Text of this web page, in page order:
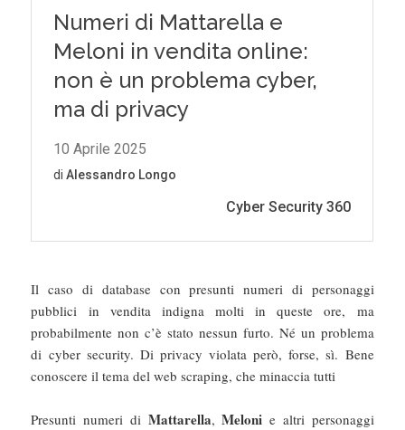
Il caso di database con presunti numeri di personaggi
pubblici in vendita indigna molti in queste ore, ma
probabilmente non c’è stato nessun furto. Né un problema
di cyber security. Di privacy violata però, forse, sì. Bene
conoscere il tema del web scraping, che minaccia tutti
Presunti numeri di Mattarella,Meloni e altri personaggi